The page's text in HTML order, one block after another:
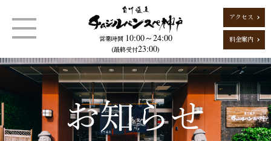
営業時間 10:00～24:00
（最終受付23:00）
アクセス
料金案内